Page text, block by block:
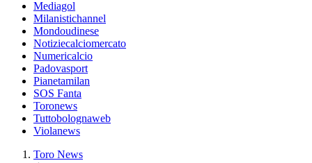
Mediagol
Milanistichannel
Mondoudinese
Notiziecalciomercato
Numericalcio
Padovasport
Pianetamilan
SOS Fanta
Toronews
Tuttobolognaweb
Violanews
Toro News